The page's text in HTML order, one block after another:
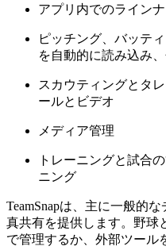
アプリ内でのライン
ピッチング、バッテ
を自動的に読み込み
スカウティングとタ
ールとビデオ
メディア管理
トレーニングと試合
ニング
TeamSnapは、主に一般的
真共有を提供します。野球
で管理するか、外部ツール